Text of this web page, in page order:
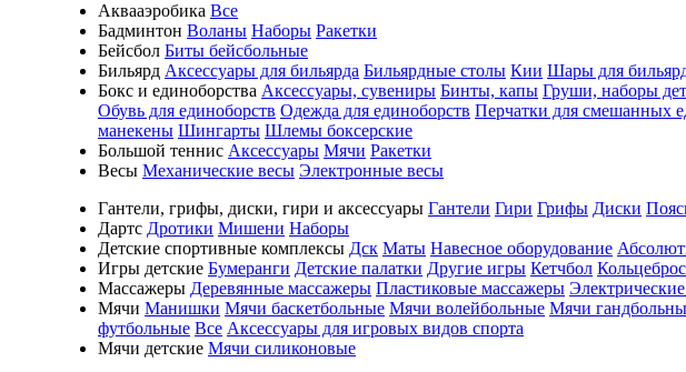
Аквааэробика Все
Бадминтон Воланы Наборы Ракетки
Бейсбол Биты бейсбольные
Бильярд Аксессуары для бильярда Бильярдные столы Кии Шары для
Бокс и единоборства Аксессуары, сувениры Бинты, капы Груши, наборы
Обувь для единоборств Одежда для единоборств Перчатки для смешанных
манекены Шингарты Шлемы боксерские
Большой теннис Аксессуары Мячи Ракетки
Весы Механические весы Электронные весы
Гантели, грифы, диски, гири и аксессуары Гантели Гири Грифы Диски
Дартс Дротики Мишени Наборы
Детские спортивные комплексы Дск Маты Навесное оборудование
Игры детские Бумеранги Детские палатки Другие игры Кетчбол
Массажеры Деревянные массажеры Пластиковые массажеры
Мячи Манишки Мячи баскетбольные Мячи волейбольные Мячи
футбольные Все Аксессуары для игровых видов спорта
Мячи детские Мячи силиконовые